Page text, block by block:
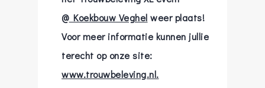
@Koekbouw Veghel weer plaats!
Voor meer informatie kunnen jullie
terecht op onze site:
www.trouwbeleving.nl.